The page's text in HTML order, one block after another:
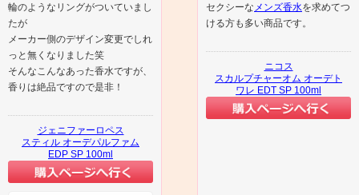
輪のようなリングがついていまし
たが
メーカー側のデザイン変更でしれ
っと無くなりました笑
そんなこんなあった香水ですが、
香りは絶品ですので是非！
ジェニファーロペス
スティル オーデパルファム
EDP SP 100ml
セクシーな メンズ香水を求めてつ
ける方も多い商品です。
ニコス
スカルプチャーオム オーデト
ワレ EDT SP 100ml